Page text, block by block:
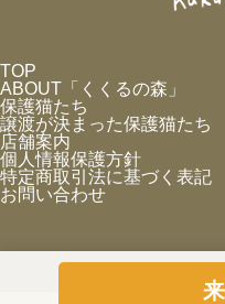
TOP
ABOUT「くくるの森」
保護猫たち
譲渡が決まった保護猫たち
店舗案内
個人情報保護方針
特定商取引法に基づく表記
お問い合わせ